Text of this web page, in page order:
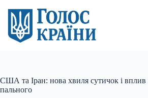
вмісту
США та Іран: нова хвиля сутичок і вплив
пального